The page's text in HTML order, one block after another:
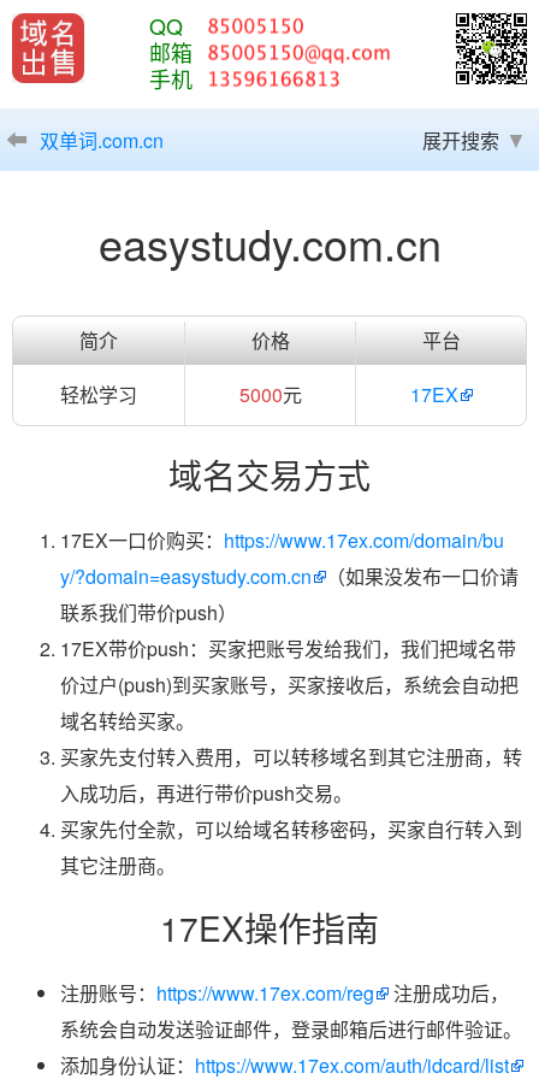
QQ
邮箱
手机
双单词.com.cn 展开搜索
easystudy.com.cn
简介 价格
平台
轻松学习
5000元 17EX
域名交易方式
17EX一口价购买： https://www.17ex.com/domain/bu
y/?domain=easystudy.com.cn
（如果没发布一口价请
联系我们带价push）
17EX带价push：买家把账号发给我们，我们把域名带
价过户(push)到买家账号，买家接收后，系统会自动把
域名转给买家。
买家先支付转入费用，可以转移域名到其它注册商，转
入成功后，再进行带价push交易。
买家先付全款，可以给域名转移密码，买家自行转入到
其它注册商。
17EX操作指南
注册账号： https://www.17ex.com/reg
注册成功后，
系统会自动发送验证邮件，登录邮箱后进行邮件验证。
添加身份认证： https://www.17ex.com/auth/idcard/list